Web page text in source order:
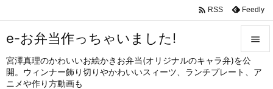
e-お弁当作っちゃいました!
宮澤真理のかわいいお絵かきお弁当(オリジナルのキャラ弁)を公
開。ウィンナー飾り切りやかわいいスィーツ、ランチプレート、ア
ニメや作り方動画も


メニュ
 RSS Feedly